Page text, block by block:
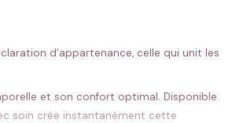
d’appartenance, celle qui unit les
et son confort optimal. Disponible
soin crée instantanément cette